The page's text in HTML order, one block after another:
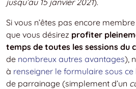
Si vous n’êtes pas encore
que vous désirez profiter
temps de toutes les sessions du
de nombreux autres avantages),
à renseigner le formulaire sous ce
de parrainage (simplement d’un